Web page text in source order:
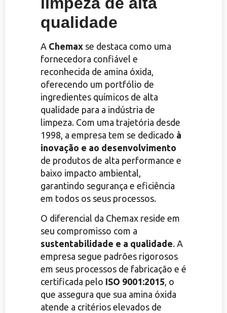
qualidade
A Chemax se destaca como uma
fornecedora confiável e
reconhecida de amina óxida,
oferecendo um portfólio de
ingredientes químicos de alta
qualidade para a indústria de
limpeza. Com uma trajetória desde
1998, a empresa tem se dedicado à
inovação e ao desenvolvimento
de produtos de alta performance e
baixo impacto ambiental,
garantindo segurança e eficiência
em todos os seus processos.
O diferencial da Chemax reside em
seu compromisso com a
sustentabilidade e a qualidade. A
empresa segue padrões rigorosos
em seus processos de fabricação e é
certificada pelo ISO 9001:2015, o
que assegura que sua amina óxida
atende a critérios elevados de